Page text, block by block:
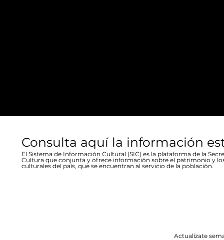
Consulta aquí la información
El Sistema de Información Cultural (SIC) es la plataforma de la
Cultura que conjunta y ofrece información sobre el patrimonio y
culturales del país, que se encuentran al servicio de la población.
Actualízate